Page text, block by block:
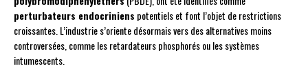
perturbateurs endocriniens potentiels et font l’objet de restrictions
croissantes. L’industrie s’oriente désormais vers des alternatives moins
controversées, comme les retardateurs phosphorés ou les systèmes
intumescents.